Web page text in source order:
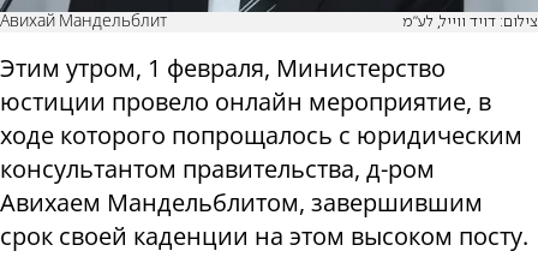
Авихай Мандельблит צילום: דויד ווייל, לע"מ
Этим утром, 1 февраля, Министерство
юстиции провело онлайн мероприятие, в
ходе которого попрощалось с юридическим
консультантом правительства, д-ром
Авихаем Мандельблитом, завершившим
срок своей каденции на этом высоком посту.